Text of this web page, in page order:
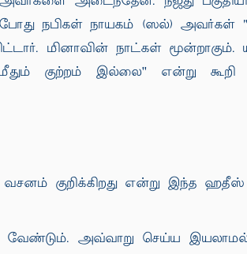
நபிகள் நாயகம் (ஸல்) அவர்கள்
மினாவின் நாட்கள்
குற்றம் இல்லை'' என்று கூறி
குறிக்கிறது என்று இந்த ஹதீஸ்
வேண்டும். அவ்வாறு செய்ய